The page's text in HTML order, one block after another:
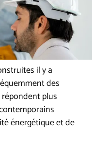
il y a
des
plus
énergétique et de